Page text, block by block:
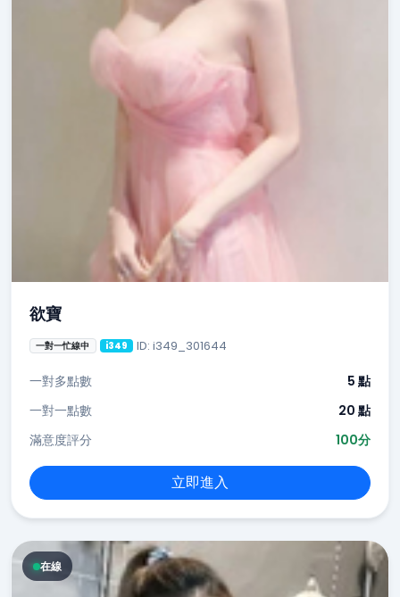
欲寶
一對一忙線中 i349 ID: i349_301644
一對多點數
5 點
一對一點數
20 點
滿意度評分
100分
立即進入
在線